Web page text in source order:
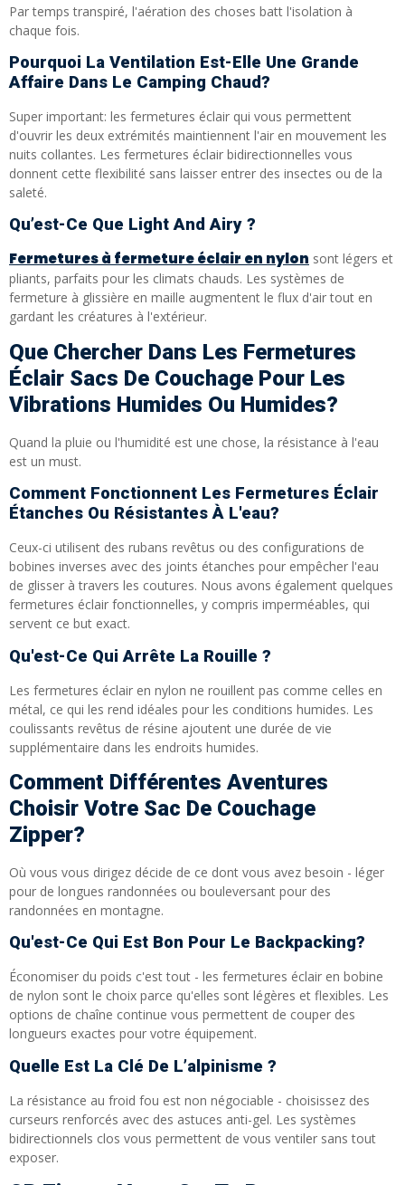
Par temps transpiré, l'aération des choses batt l'isolation à
chaque fois.
Pourquoi La Ventilation Est-Elle Une Grande
Affaire Dans Le Camping Chaud?
Super important: les fermetures éclair qui vous permettent
d'ouvrir les deux extrémités maintiennent l'air en mouvement les
nuits collantes. Les fermetures éclair bidirectionnelles vous
donnent cette flexibilité sans laisser entrer des insectes ou de la
saleté.
Qu’est-Ce Que Light And Airy ?
Fermetures à fermeture éclair en nylon sont légers et
pliants, parfaits pour les climats chauds. Les systèmes de
fermeture à glissière en maille augmentent le flux d'air tout en
gardant les créatures à l'extérieur.
Que Chercher Dans Les Fermetures
Éclair Sacs De Couchage Pour Les
Vibrations Humides Ou Humides?
Quand la pluie ou l'humidité est une chose, la résistance à l'eau
est un must.
Comment Fonctionnent Les Fermetures Éclair
Étanches Ou Résistantes À L'eau?
Ceux-ci utilisent des rubans revêtus ou des configurations de
bobines inverses avec des joints étanches pour empêcher l'eau
de glisser à travers les coutures. Nous avons également quelques
fermetures éclair fonctionnelles, y compris imperméables, qui
servent ce but exact.
Qu'est-Ce Qui Arrête La Rouille ?
Les fermetures éclair en nylon ne rouillent pas comme celles en
métal, ce qui les rend idéales pour les conditions humides. Les
coulissants revêtus de résine ajoutent une durée de vie
supplémentaire dans les endroits humides.
Comment Différentes Aventures
Choisir Votre Sac De Couchage
Zipper?
Où vous vous dirigez décide de ce dont vous avez besoin - léger
pour de longues randonnées ou bouleversant pour des
randonnées en montagne.
Qu'est-Ce Qui Est Bon Pour Le Backpacking?
Économiser du poids c'est tout - les fermetures éclair en bobine
de nylon sont le choix parce qu'elles sont légères et flexibles. Les
options de chaîne continue vous permettent de couper des
longueurs exactes pour votre équipement.
Quelle Est La Clé De L’alpinisme ?
La résistance au froid fou est non négociable - choisissez des
curseurs renforcés avec des astuces anti-gel. Les systèmes
bidirectionnels clos vous permettent de vous ventiler sans tout
exposer.